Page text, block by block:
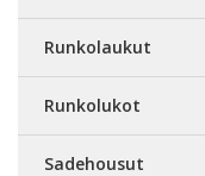
Runkolaukut
Runkolukot
Sadehousut